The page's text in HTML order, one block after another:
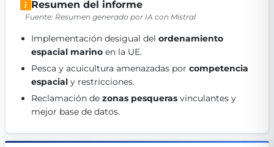
Get Involved
Become a member:Join us to advance digital democracy
Volunteer: Contribute your skills in technology, design,
Support democracy:
Resumen del informe
Fuente: Resumen generado por IA con Mistral
Implementación desigual del ordenamiento
espacial marino en la UE.
Pesca y acuicultura amenazadas por competencia
espacial y restricciones.
Reclamación de zonas pesqueras vinculantes y
mejor base de datos.